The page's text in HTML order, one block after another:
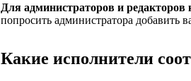
Для администраторов и
попросить администратора добавить
Какие исполнители